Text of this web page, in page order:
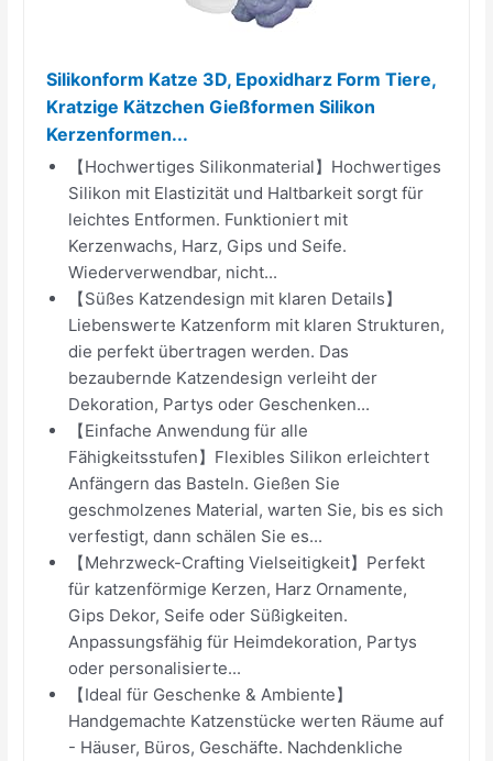
Silikonform Katze 3D, Epoxidharz Form Tiere,
Kratzige Kätzchen Gießformen Silikon
Kerzenformen...
【Hochwertiges Silikonmaterial】Hochwertiges
Silikon mit Elastizität und Haltbarkeit sorgt für
leichtes Entformen. Funktioniert mit
Kerzenwachs, Harz, Gips und Seife.
Wiederverwendbar, nicht...
【Süßes Katzendesign mit klaren Details】
Liebenswerte Katzenform mit klaren Strukturen,
die perfekt übertragen werden. Das
bezaubernde Katzendesign verleiht der
Dekoration, Partys oder Geschenken...
【Einfache Anwendung für alle
Fähigkeitsstufen】Flexibles Silikon erleichtert
Anfängern das Basteln. Gießen Sie
geschmolzenes Material, warten Sie, bis es sich
verfestigt, dann schälen Sie es...
【Mehrzweck-Crafting Vielseitigkeit】Perfekt
für katzenförmige Kerzen, Harz Ornamente,
Gips Dekor, Seife oder Süßigkeiten.
Anpassungsfähig für Heimdekoration, Partys
oder personalisierte...
【Ideal für Geschenke & Ambiente】
Handgemachte Katzenstücke werten Räume auf
- Häuser, Büros, Geschäfte. Nachdenkliche